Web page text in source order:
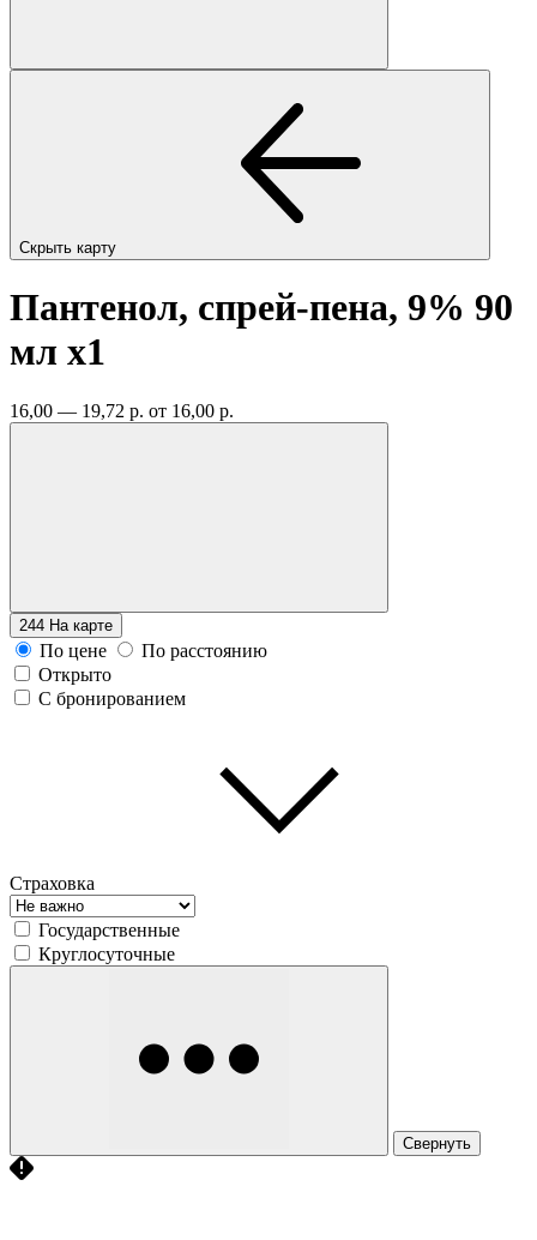
Скрыть карту
Пантенол, спрей-пена, 9% 90
мл x1
16,00 — 19,72 р. от 16,00 р.
244 На карте
По цене
По расстоянию
Открыто
С бронированием
Страховка
Государственные
Круглосуточные
Свернуть